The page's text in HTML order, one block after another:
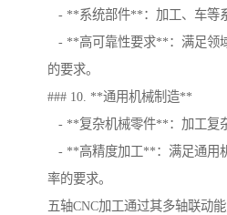
- **系统部件**：加工、车等
- **高可靠性要求**：满足领
的要求。
### 10. **通用机械制造**
- **复杂机械零件**：加工复
- **高精度加工**：满足通用
率的要求。
五轴CNC加工通过其多轴联动